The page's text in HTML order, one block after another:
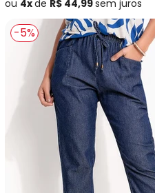
ou 4xde R$ 44,99sem juros
-5%